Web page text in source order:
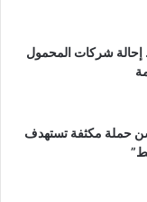
شركات المحمول
حملة مكثفة تستهدف